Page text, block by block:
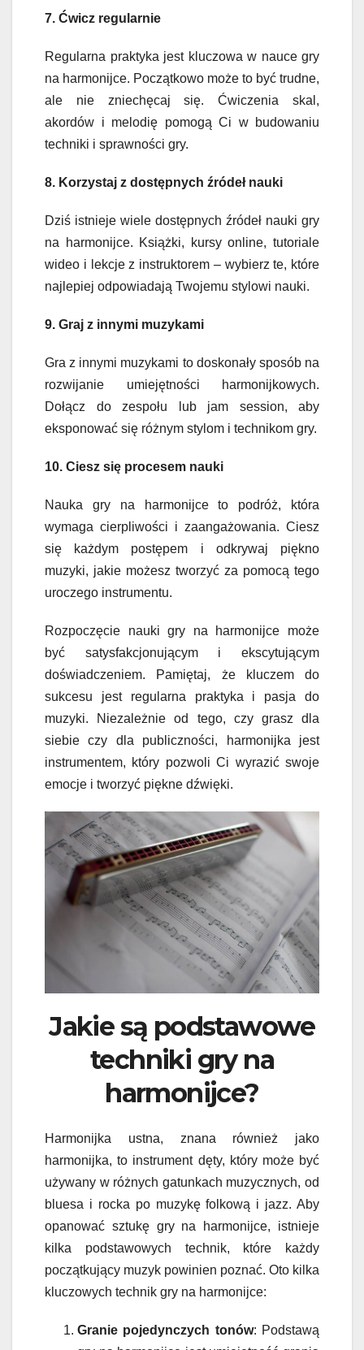
7. Ćwicz regularnie
Regularna praktyka jest kluczowa w nauce gry
na harmonijce. Początkowo może to być trudne,
ale nie zniechęcaj się. Ćwiczenia skal,
akordów i melodię pomogą Ci w budowaniu
techniki i sprawności gry.
8. Korzystaj z dostępnych źródeł nauki
Dziś istnieje wiele dostępnych źródeł nauki gry
na harmonijce. Książki, kursy online, tutoriale
wideo i lekcje z instruktorem – wybierz te, które
najlepiej odpowiadają Twojemu stylowi nauki.
9. Graj z innymi muzykami
Gra z innymi muzykami to doskonały sposób na
rozwijanie umiejętności harmonijkowych.
Dołącz do zespołu lub jam session, aby
eksponować się różnym stylom i technikom gry.
10. Ciesz się procesem nauki
Nauka gry na harmonijce to podróż, która
wymaga cierpliwości i zaangażowania. Ciesz
się każdym postępem i odkrywaj piękno
muzyki, jakie możesz tworzyć za pomocą tego
uroczego instrumentu.
Rozpoczęcie nauki gry na harmonijce może
być satysfakcjonującym i ekscytującym
doświadczeniem. Pamiętaj, że kluczem do
sukcesu jest regularna praktyka i pasja do
muzyki. Niezależnie od tego, czy grasz dla
siebie czy dla publiczności, harmonijka jest
instrumentem, który pozwoli Ci wyrazić swoje
emocje i tworzyć piękne dźwięki.
Jakie są podstawowe
techniki gry na
harmonijce?
Harmonijka ustna, znana również jako
harmonijka, to instrument dęty, który może być
używany w różnych gatunkach muzycznych, od
bluesa i rocka po muzykę folkową i jazz. Aby
opanować sztukę gry na harmonijce, istnieje
kilka podstawowych technik, które każdy
początkujący muzyk powinien poznać. Oto kilka
kluczowych technik gry na harmonijce:
Granie pojedynczych tonów: Podstawą